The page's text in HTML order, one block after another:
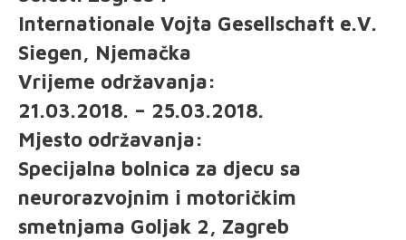
Internationale Vojta Gesellschaft e.V.
Siegen, Njemačka
Vrijeme održavanja:
21.03.2018. – 25.03.2018.
Mjesto održavanja:
Specijalna bolnica za djecu sa
neurorazvojnim i motoričkim
smetnjama Goljak 2, Zagreb